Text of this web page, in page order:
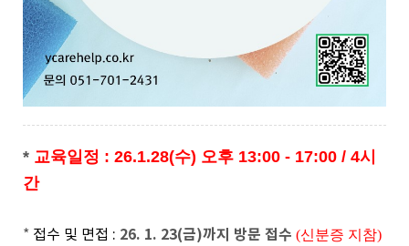
* 교육일정 : 26.1.28(수) 오후 13:00 - 17:00 / 4시
간
* 접수 및 면접 : 26. 1. 23(금)까지 방문 접수 (신분증 지참)